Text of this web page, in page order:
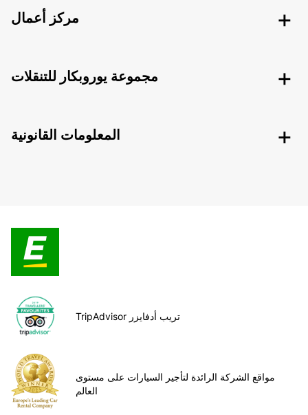
مركز أعمال
مجموعة يوروبكار للتنقلات
المعلومات القانونية
TripAdvisor تريب أدفايزر
مواقع الشركة الرائدة لتأجير السيارات على مستوى
العالم